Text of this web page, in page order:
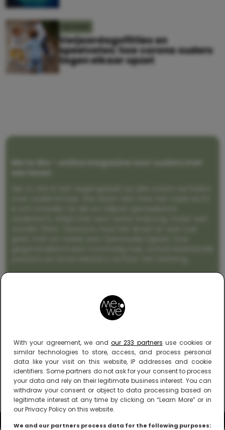
With your agreement, we and our 233 partners use cookies or
similar technologies to store, access, and process personal
data like your visit on this website, IP addresses and cookie
identifiers. Some partners do not ask for your consent to process
your data and rely on their legitimate business interest. You can
withdraw your consent or object to data processing based on
legitimate interest at any time by clicking on “Learn More” or in
our Privacy Policy on this website.
We and our partners process data for the following purposes:
Verjaardagsfitties en
speelvetes: hoe corona ouders
tegen elkaar opzet
Me to We – online magazine voor ouders met